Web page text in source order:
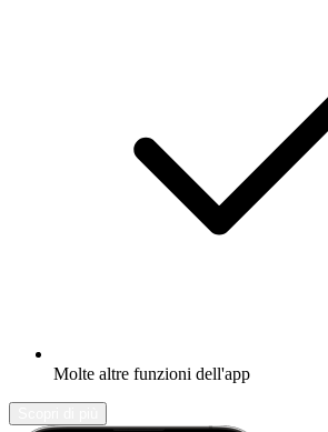
Molte altre funzioni dell'app